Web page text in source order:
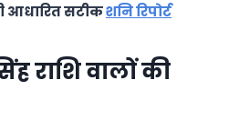
आधारित सटीकशनि रिपोर्ट
राशि वालों की